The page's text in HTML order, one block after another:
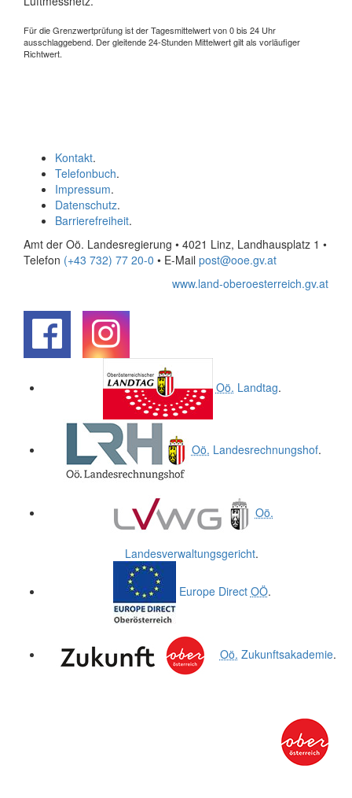
Für die Grenzwertprüfung ist der Tagesmittelwert von 0 bis 24 Uhr
ausschlaggebend. Der gleitende 24-Stunden Mittelwert gilt als vorläufiger
Richtwert.
Kontakt.
Telefonbuch.
Impressum.
Datenschutz.
Barrierefreiheit.
Amt der Oö. Landesregierung • 4021 Linz, Landhausplatz 1 •
Telefon (+43 732) 77 20-0 • E-Mail post@ooe.gv.at
www.land-oberoesterreich.gv.at
Oö. Landtag.
Oö. Landesrechnungshof.
Oö.
Landesverwaltungsgericht.
Europe Direct OÖ.
Oö. Zukunftsakademie.